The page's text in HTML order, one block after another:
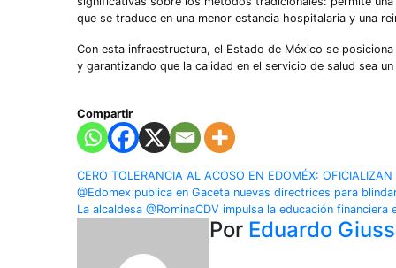
que se traduce en una menor estancia hospitalaria y una
Con esta infraestructura, el Estado de México se
y garantizando que la calidad en el servicio de salud sea
Compartir
Navegación
de
entradas
CERO TOLERANCIA AL ACOSO EN EDOMÉX:
@Edomex publica en Gaceta nuevas directrices para
La alcaldesa @RominaCDV impulsa la educación
Por Eduardo